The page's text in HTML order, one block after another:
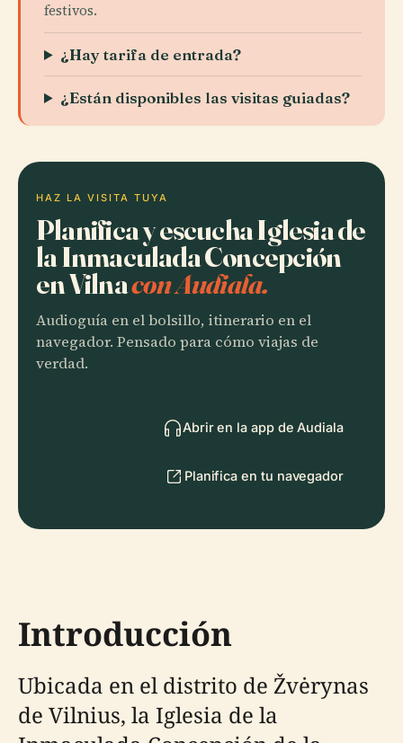
festivos.
¿Hay tarifa de entrada?
¿Están disponibles las visitas guiadas?
HAZ LA VISITA TUYA
Planifica y escucha Iglesia de
la Inmaculada Concepción
en Vilnacon Audiala.
Audioguía en el bolsillo, itinerario en el
navegador. Pensado para cómo viajas de
verdad.
Abrir en la app de Audiala
Planifica en tu navegador
Introducción
Ubicada en el distrito de Žvėrynas
de Vilnius, la Iglesia de la